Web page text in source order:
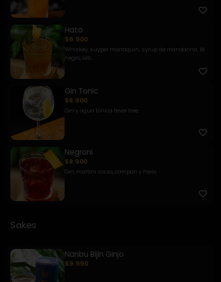
Hato
$6.900
Whiskey, kuyper marraquin, syrup de mandarina, té
negro, alb...
Gin Tonic
$8.900
Gin y agua tónica fever tree.
Negroni
$8.900
Gin, martini rosso, campari y hielo.
Sakes
Nanbu Bijin Ginjo
$9.990